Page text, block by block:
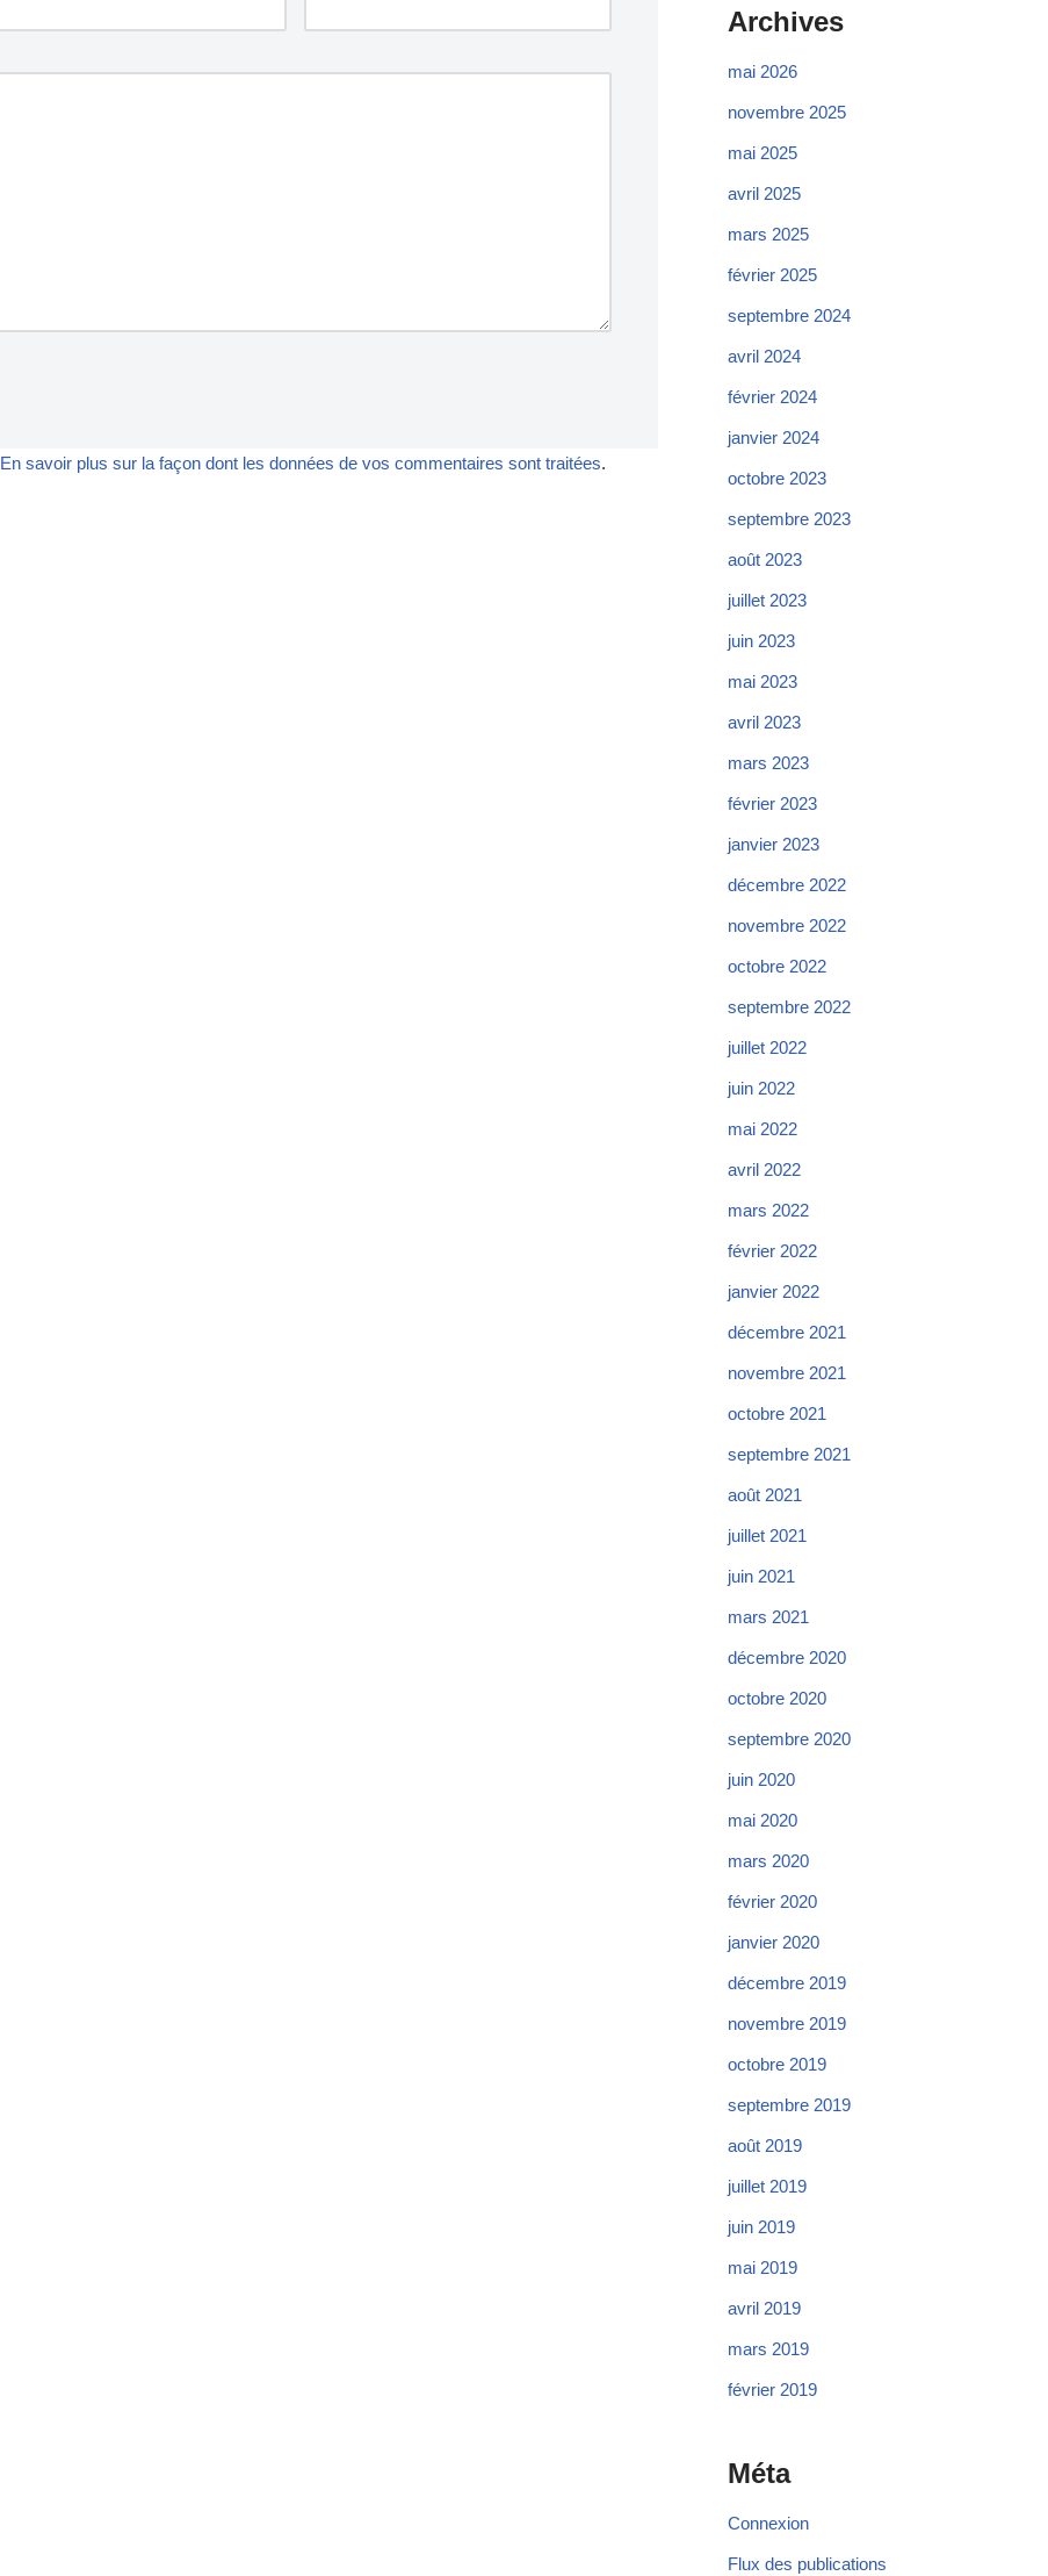
En savoir plus sur la façon dont les données de vos commentaires sont traitées.
Archives
mai 2026
novembre 2025
mai 2025
avril 2025
mars 2025
février 2025
septembre 2024
avril 2024
février 2024
janvier 2024
octobre 2023
septembre 2023
août 2023
juillet 2023
juin 2023
mai 2023
avril 2023
mars 2023
février 2023
janvier 2023
décembre 2022
novembre 2022
octobre 2022
septembre 2022
juillet 2022
juin 2022
mai 2022
avril 2022
mars 2022
février 2022
janvier 2022
décembre 2021
novembre 2021
octobre 2021
septembre 2021
août 2021
juillet 2021
juin 2021
mars 2021
décembre 2020
octobre 2020
septembre 2020
juin 2020
mai 2020
mars 2020
février 2020
janvier 2020
décembre 2019
novembre 2019
octobre 2019
septembre 2019
août 2019
juillet 2019
juin 2019
mai 2019
avril 2019
mars 2019
février 2019
Méta
Connexion
Flux des publications